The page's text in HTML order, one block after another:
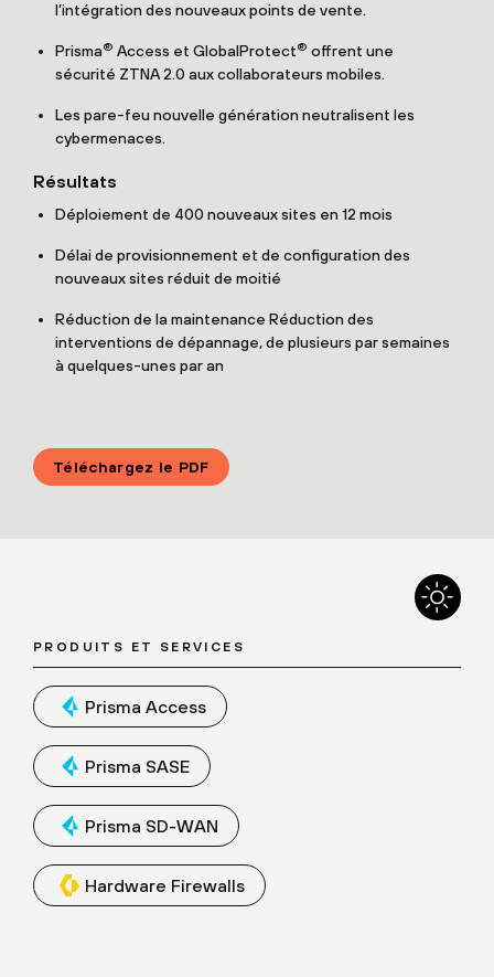
l’intégration des nouveaux points de vente.
Prisma® Access et GlobalProtect® offrent une
sécurité ZTNA 2.0 aux collaborateurs mobiles.
Les pare-feu nouvelle génération neutralisent les
cybermenaces.
Résultats
Déploiement de 400 nouveaux sites en 12 mois
Délai de provisionnement et de configuration des
nouveaux sites réduit de moitié
Réduction de la maintenance Réduction des
interventions de dépannage, de plusieurs par semaines
à quelques-unes par an
Téléchargez le PDF
PRODUITS ET SERVICES
Prisma Access
Prisma SASE
Prisma SD-WAN
Hardware Firewalls